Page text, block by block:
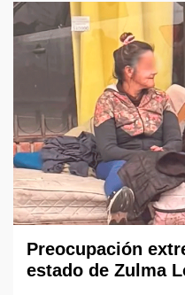
Preocupación
estado de Zulma